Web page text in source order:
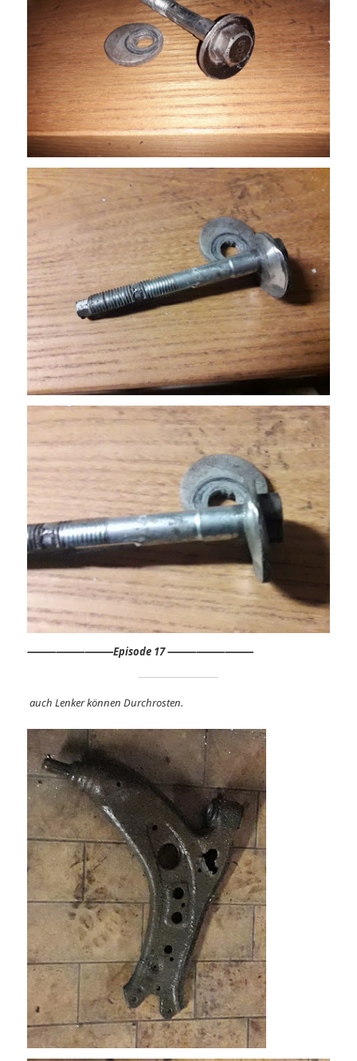
⸻⸻⸻Episode 17 ⸻⸻⸻
auch Lenker können Durchrosten.